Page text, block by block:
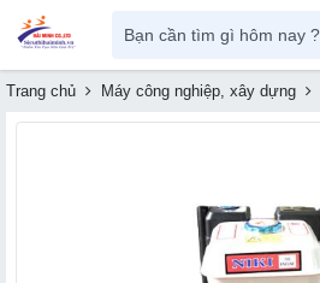
Trang chủ Máy công nghiệp, xây dựng